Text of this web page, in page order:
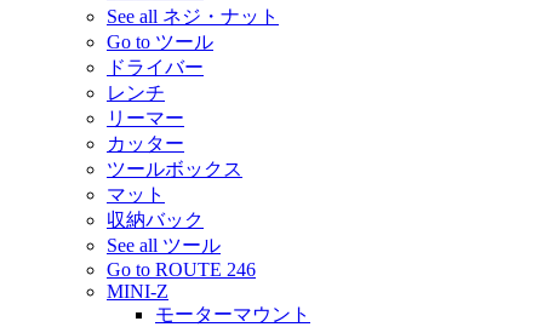
See all ネジ・ナット
Go to ツール
ドライバー
レンチ
リーマー
カッター
ツールボックス
マット
収納バック
See all ツール
Go to ROUTE 246
MINI-Z
モーターマウント